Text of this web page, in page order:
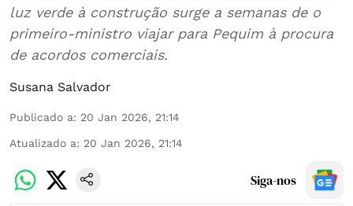
luz verde à construção surge a semanas de o
primeiro-ministro viajar para Pequim à procura
de acordos comerciais.
Susana Salvador
Publicado a: 20 Jan 2026, 21:14
Atualizado a: 20 Jan 2026, 21:14
Siga-nos